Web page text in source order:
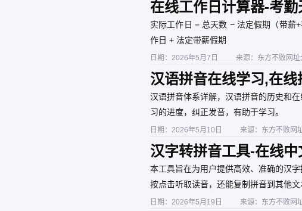
在线工作日计算器-考
实际工作日 = 总天数 − 法定假期（带薪
作日 + 法定带薪假期
日期：2026年5月7日 来源：东方不败网址
汉语拼音在线学习,在
节全部都有！
汉语拼音体系详解，汉语拼音的历史和
习的进度，纠正发音，有助于学习。
日期：2026年5月10日 来源：东方不败网
汉字转拼音工具-在线
本工具旨在为用户提供高效、准确的汉
按点击听取读音，还能复制拼音到其他
日期：2026年5月19日 来源：东方不败网